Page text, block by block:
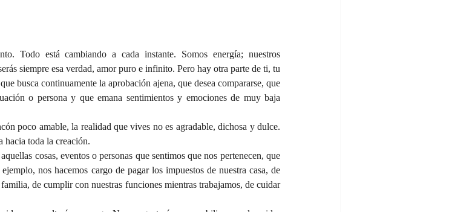
Todo está cambiando a cada instante. Somos energía; nuestros
siempre esa verdad, amor puro e infinito. Pero hay otra parte de ti, tu
busca continuamente la aprobación ajena, que desea compararse, que
o persona y que emana sentimientos y emociones de muy baja
poco amable, la realidad que vives no es agradable, dichosa y dulce.
hacia toda la creación.
cosas, eventos o personas que sentimos que nos pertenecen, que
nos hacemos cargo de pagar los impuestos de nuestra casa, de
de cumplir con nuestras funciones mientras trabajamos, de cuidar